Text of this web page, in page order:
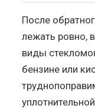
После
лежать ровно,
виды
бензине или